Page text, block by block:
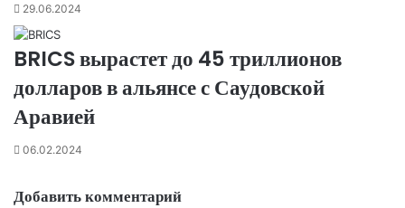
29.06.2024
BRICS вырастет до 45 триллионов
долларов в альянсе с Саудовской
Аравией
06.02.2024
Добавить комментарий